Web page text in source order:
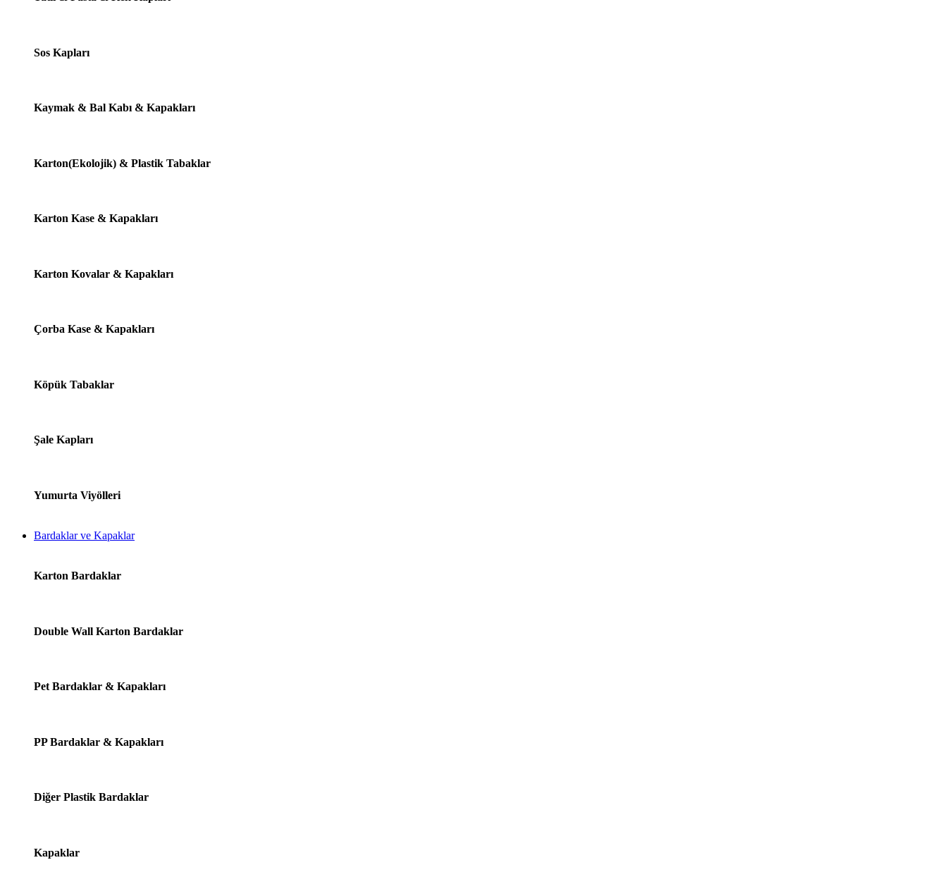
Sos Kapları
Kaymak & Bal Kabı & Kapakları
Karton(Ekolojik) & Plastik Tabaklar
Karton Kase & Kapakları
Karton Kovalar & Kapakları
Çorba Kase & Kapakları
Köpük Tabaklar
Şale Kapları
Yumurta Viyölleri
Bardaklar ve Kapaklar
Karton Bardaklar
Double Wall Karton Bardaklar
Pet Bardaklar & Kapakları
PP Bardaklar & Kapakları
Diğer Plastik Bardaklar
Kapaklar